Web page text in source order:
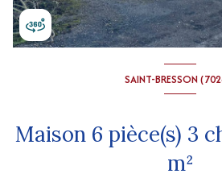
SAINT-BRESSON
Maison 6 pièce(s) 3 chambre(s) 124
m²